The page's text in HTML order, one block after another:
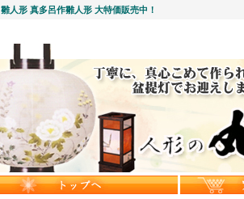
雛人形 真多呂作雛人形 大特価販売中！